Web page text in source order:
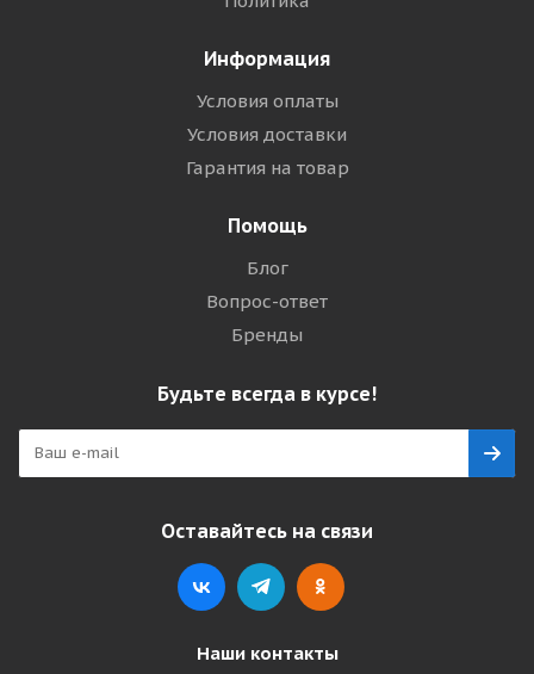
Информация
Условия оплаты
Условия доставки
Гарантия на товар
Помощь
Блог
Вопрос-ответ
Бренды
Будьте всегда в курсе!
Оставайтесь на связи
Наши контакты